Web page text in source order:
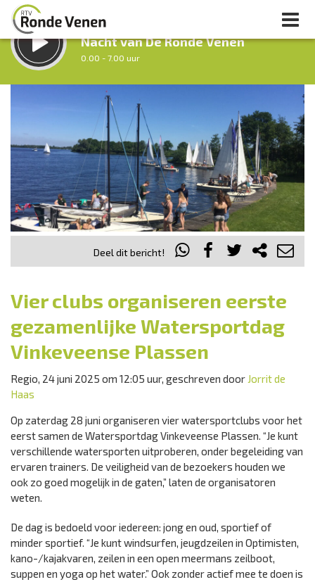
LUISTER LIVE:
Nacht van De Ronde Venen
0.00 - 7.00 uur
uur 1 van 0 Volgend uur
Deel dit bericht!
Vier clubs organiseren eerste
gezamenlijke Watersportdag
Vinkeveense Plassen
Regio, 24 juni 2025 om 12:05 uur, geschreven door Jorrit de
Haas
Op zaterdag 28 juni organiseren vier watersportclubs voor het
eerst samen de Watersportdag Vinkeveense Plassen. “Je kunt
verschillende watersporten uitproberen, onder begeleiding van
ervaren trainers. De veiligheid van de bezoekers houden we
ook zo goed mogelijk in de gaten,” laten de organisatoren
weten.
De dag is bedoeld voor iedereen: jong en oud, sportief of
minder sportief. “Je kunt windsurfen, jeugdzeilen in Optimisten,
kano-/kajakvaren, zeilen in een open meermans zeilboot,
suppen en yoga op het water.” Ook zonder actief mee te doen is